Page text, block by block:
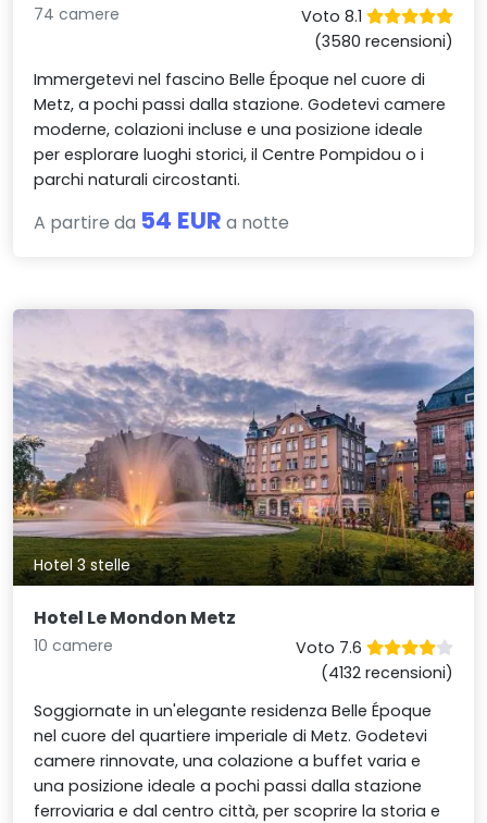
74 camere
Voto 8.1
(3580 recensioni)
Immergetevi nel fascino Belle Époque nel cuore di
Metz, a pochi passi dalla stazione. Godetevi camere
moderne, colazioni incluse e una posizione ideale
per esplorare luoghi storici, il Centre Pompidou o i
parchi naturali circostanti.
A partire da 54 EUR a notte
Hotel 3 stelle
Hotel Le Mondon Metz
10 camere
Voto 7.6
(4132 recensioni)
Soggiornate in un'elegante residenza Belle Époque
nel cuore del quartiere imperiale di Metz. Godetevi
camere rinnovate, una colazione a buffet varia e
una posizione ideale a pochi passi dalla stazione
ferroviaria e dal centro città, per scoprire la storia e